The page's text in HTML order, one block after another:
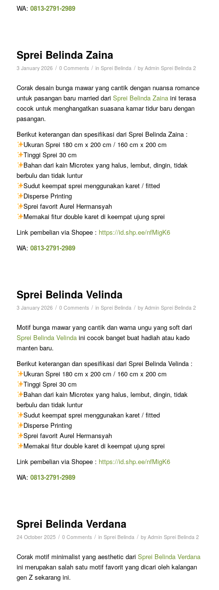
WA: 0813-2791-2989
Sprei Belinda Zaina
3 January 2026 / 0 Comments / in Sprei Belinda / by Admin Sprei Belinda 2
Corak desain bunga mawar yang cantik dengan nuansa romance
untuk pasangan baru married dari Sprei Belinda Zainaini terasa
cocok untuk menghangatkan suasana kamar tidur baru dengan
pasangan.
Berikut keterangan dan spesifikasi dari Sprei Belinda Zaina :
Ukuran Sprei 180 cm x 200 cm / 160 cm x 200 cm
Tinggi Sprei 30 cm
Bahan dari kain Microtex yang halus, lembut, dingin, tidak
berbulu dan tidak luntur
Sudut keempat sprei menggunakan karet / fitted
Disperse Printing
Sprei favorit Aurel Hermansyah
Memakai fitur double karet di keempat ujung sprei
Link pembelian via Shopee : https://id.shp.ee/nfMigK6
WA: 0813-2791-2989
Sprei Belinda Velinda
3 January 2026 / 0 Comments / in Sprei Belinda / by Admin Sprei Belinda 2
Motif bunga mawar yang cantik dan warna ungu yang soft dari
Sprei Belinda Velindaini cocok banget buat hadiah atau kado
manten baru.
Berikut keterangan dan spesifikasi dari Sprei Belinda Velinda :
Ukuran Sprei 180 cm x 200 cm / 160 cm x 200 cm
Tinggi Sprei 30 cm
Bahan dari kain Microtex yang halus, lembut, dingin, tidak
berbulu dan tidak luntur
Sudut keempat sprei menggunakan karet / fitted
Disperse Printing
Sprei favorit Aurel Hermansyah
Memakai fitur double karet di keempat ujung sprei
Link pembelian via Shopee : https://id.shp.ee/nfMigK6
WA: 0813-2791-2989
Sprei Belinda Verdana
24 October 2025 / 0 Comments / in Sprei Belinda / by Admin Sprei Belinda 2
Corak motif minimalist yang aesthetic dari Sprei Belinda Verdana
ini merupakan salah satu motif favorit yang dicari oleh kalangan
gen Z sekarang ini.